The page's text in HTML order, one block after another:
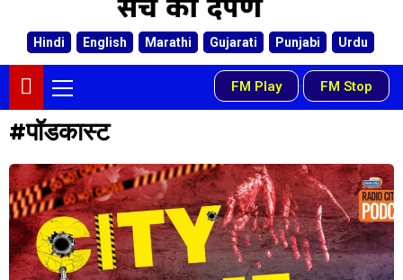
Hindi English Marathi Gujarati Punjabi Urdu
FM Play - FM Stop
#पॉडकास्ट